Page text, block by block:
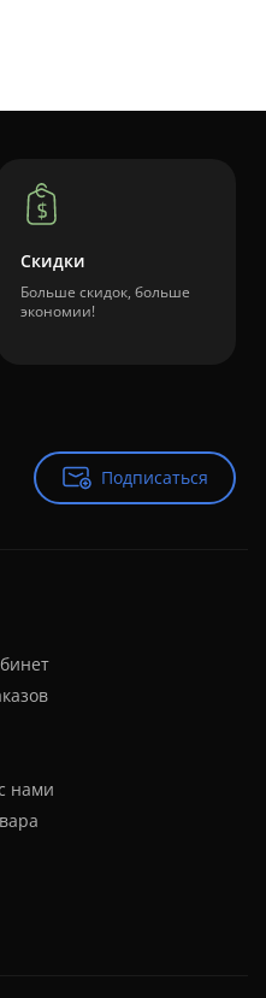
Скидки
Больше скидок, больше
экономии!
Подписаться
Подписаться
нами